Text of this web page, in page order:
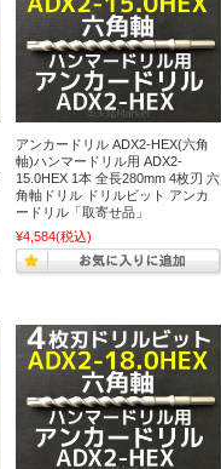
アンカードリル ADX2-HEX(六角
軸)ハンマードリル用 ADX2-
15.0HEX 1本 全長280mm 4枚刃 六
角軸ドリル ドリルビット アンカ
ードリル「取寄せ品」
¥4,584(税込)